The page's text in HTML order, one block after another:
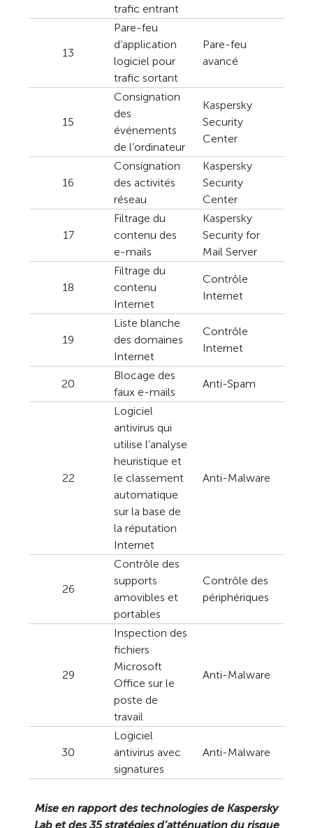
trafic entrant
13
Pare-feu
d’application
logiciel pour
trafic sortant
Pare-feu
avancé
15
Consignation
des
événements
de l’ordinateur
Kaspersky
Security
Center
16
Consignation
des activités
réseau
Kaspersky
Security
Center
17
Filtrage du
contenu des
e-mails
Kaspersky
Security for
Mail Server
18
Filtrage du
contenu
Internet
Contrôle
Internet
19
Liste blanche
des domaines
Internet
Contrôle
Internet
20
Blocage des
faux e-mails
Anti-Spam
22
Logiciel
antivirus qui
utilise l’analyse
heuristique et
le classement
automatique
sur la base de
la réputation
Internet
Anti-Malware
26
Contrôle des
supports
amovibles et
portables
Contrôle des
périphériques
29
Inspection des
fichiers
Microsoft
Office sur le
poste de
travail
Anti-Malware
30
Logiciel
antivirus avec
signatures
Anti-Malware
Mise en rapport des technologies de Kaspersky
Lab et des 35 stratégies d’atténuation du risque